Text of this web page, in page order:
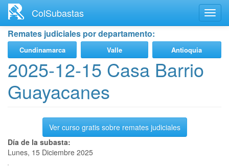
contenido
principal
ColSubastas
Remates judiciales por departamento:
Cundinamarca Valle Antioquia
2025-12-15 Casa Barrio
Guayacanes
Ver curso gratis sobre remates judiciales
Día de la subasta:
Lunes, 15 Diciembre 2025